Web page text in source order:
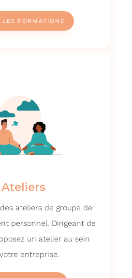
LES FORMATIONS
Ateliers
ateliers de groupe de
personnel. Dirigeant de
un atelier au sein
entreprise.